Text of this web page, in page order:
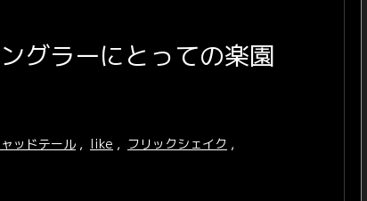
グラーにとっての楽園
ッドテール , like , フリックシェイク ,